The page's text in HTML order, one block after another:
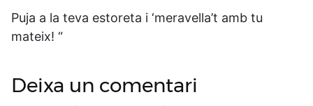
Puja a la teva estoreta i ‘meravella’t amb tu
mateix! “
Deixa un comentari